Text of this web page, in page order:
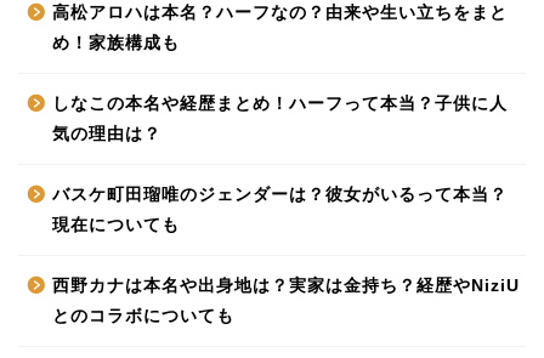
高松アロハは本名？ハーフなの？由来や生い立ちをまと
め！家族構成も
しなこの本名や経歴まとめ！ハーフって本当？子供に人
気の理由は？
バスケ町田瑠唯のジェンダーは？彼女がいるって本当？
現在についても
西野カナは本名や出身地は？実家は金持ち？経歴やNiziU
とのコラボについても